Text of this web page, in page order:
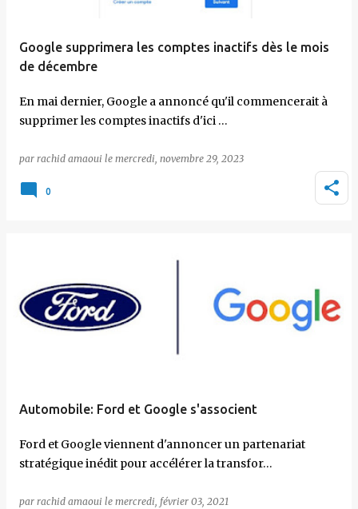
Google supprimera les comptes inactifs dès le mois
de décembre
En mai dernier, Google a annoncé qu'il commencerait à
supprimer les comptes inactifs d'ici …
par rachid amaoui le mercredi, novembre 29, 2023
0
Automobile: Ford et Google s'associent
Ford et Google viennent d'annoncer un partenariat
stratégique inédit pour accélérer la transfor…
par rachid amaoui le mercredi, février 03, 2021